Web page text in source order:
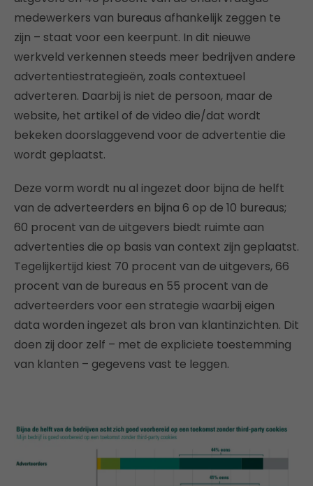
medewerkers van bureaus afhankelijk zeggen te
zijn – staat voor een keerpunt. In dit nieuwe
werkveld verkennen steeds meer bedrijven andere
advertentiestrategieën, zoals contextueel
adverteren. Daarbij is niet de persoon, maar de
website, het artikel of de video die/dat wordt
bekeken doorslaggevend voor de advertentie die
wordt geplaatst.
Deze vorm wordt nu al ingezet door bijna de helft
van de adverteerders en bijna 6 op de 10 bureaus;
60 procent van de uitgevers biedt ruimte aan
advertenties die op basis van context zijn geplaatst.
Tegelijkertijd kiest 70 procent van de uitgevers, 66
procent van de bureaus en 55 procent van de
adverteerders voor een strategie waarbij eigen
data worden ingezet als bron van klantinzichten. Dit
doen zij door zelf – met de expliciete toestemming
van klanten – gegevens vast te leggen.